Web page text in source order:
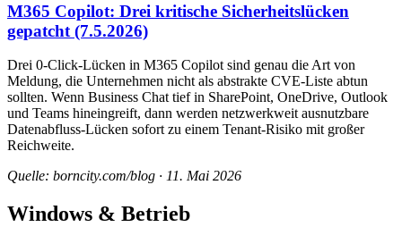
M365 Copilot: Drei kritische Sicherheitslücken
gepatcht (7.5.2026)
Drei 0-Click-Lücken in M365 Copilot sind genau die Art von
Meldung, die Unternehmen nicht als abstrakte CVE-Liste abtun
sollten. Wenn Business Chat tief in SharePoint, OneDrive, Outlook
und Teams hineingreift, dann werden netzwerkweit ausnutzbare
Datenabfluss-Lücken sofort zu einem Tenant-Risiko mit großer
Reichweite.
Quelle: borncity.com/blog · 11. Mai 2026
Windows & Betrieb